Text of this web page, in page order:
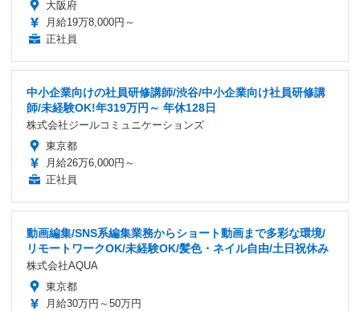
大阪府
月給19万8,000円～
正社員
中小企業向けの社員研修講師/渋谷/中小企業向け社員研修講
師/未経験OK!年319万円～ 年休128日
株式会社ジールコミュニケーションズ
東京都
月給26万6,000円～
正社員
動画編集/SNS系編集業務からショート動画まで多彩な環境/
リモートワークOK/未経験OK/髪色・ネイル自由/土日祝休み
株式会社AQUA
東京都
月給30万円～50万円